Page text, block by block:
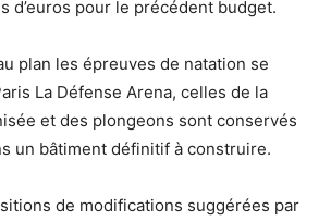
d’euros pour le précédent budget.
plan les épreuves de natation se
La Défense Arena, celles de la
et des plongeons sont conservés
un bâtiment définitif à construire.
de modifications suggérées par